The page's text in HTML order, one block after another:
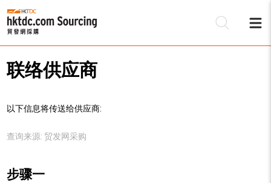
联络供应商
以下信息将传送给供应商:
查询来源: 贸发网采购
步骤一